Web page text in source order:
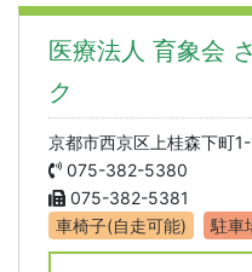
医療法人 育象会
ク
京都市西京区上桂森下町
075-382-5380
075-382-5381
車椅子(自走可能)
駐車